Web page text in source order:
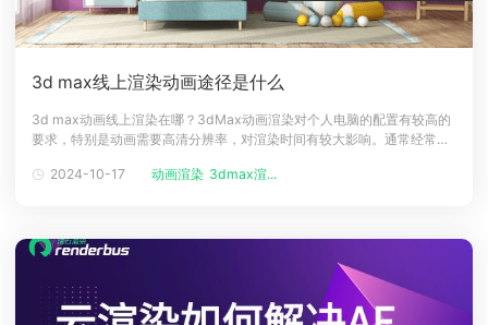
3d max线上渲染动画途径是什么
3d max动画线上渲染在哪？3dMax动画渲染对个人电脑的配置有较高的
要求，特别是动画需要高清分辨率，对渲染时间有较大影响。通常经常利
线上渲染方式，借助第三方平台的硬件配置，支付一定机器费用即可。那
2024-10-17 动画渲染 3dmax渲...